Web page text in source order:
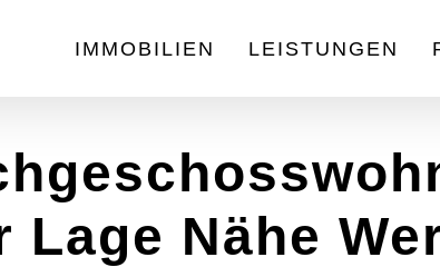
IMMOBILIEN LEISTUNGEN
Lage Nähe